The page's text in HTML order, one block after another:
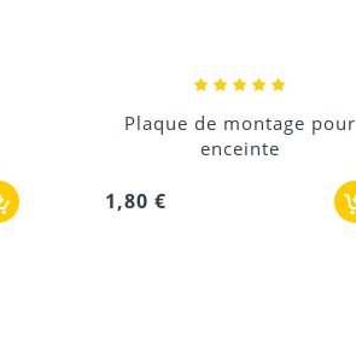
Plaque de montage pour
enceinte
3,60 €